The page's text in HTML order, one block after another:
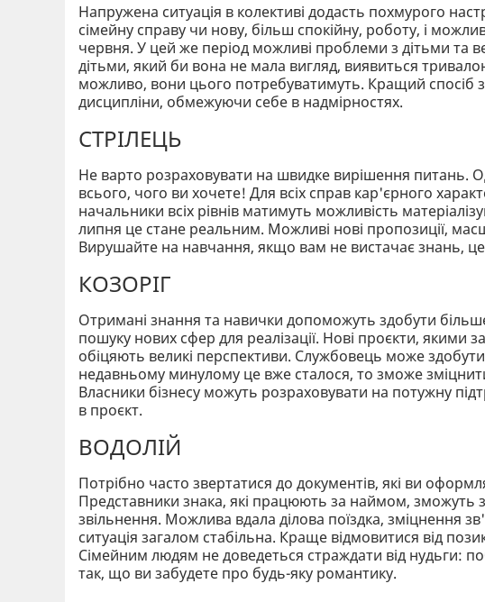
Напружена ситуація в колективі додасть похмурого
сімейну справу чи нову, більш спокійну, роботу, і
червня. У цей же період можливі проблеми з дітьми та
дітьми, який би вона не мала вигляд, виявиться
можливо, вони цього потребуватимуть. Кращий спосіб
дисципліни, обмежуючи себе в надмірностях.
СТРІЛЕЦЬ
Не варто розраховувати на швидке вирішення питань.
всього, чого ви хочете! Для всіх справ кар'єрного
начальники всіх рівнів матимуть можливість
липня це стане реальним. Можливі нові пропозиції,
Вирушайте на навчання, якщо вам не вистачає знань, це
КОЗОРІГ
Отримані знання та навички допоможуть здобути
пошуку нових сфер для реалізації. Нові проєкти, якими
обіцяють великі перспективи. Службовець може
недавньому минулому це вже сталося, то зможе зміцнити
Власники бізнесу можуть розраховувати на потужну
в проєкт.
ВОДОЛІЙ
Потрібно часто звертатися до документів, які ви
Представники знака, які працюють за наймом, зможуть
звільнення. Можлива вдала ділова поїздка, зміцнення
ситуація загалом стабільна. Краще відмовитися від
Сімейним людям не доведеться страждати від нудьги:
так, що ви забудете про будь-яку романтику.